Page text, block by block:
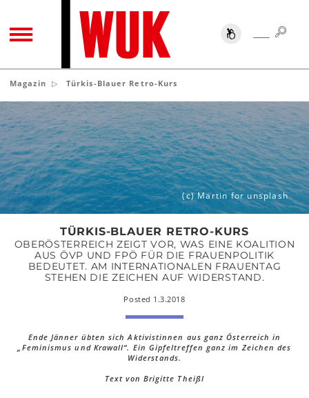
TOGGLE NAVIGATION SUCHE
Magazin Türkis-Blauer Retro-Kurs
Türkis-
Blauer
Retro-
Kurs
(c) Martin for unsplash
TÜRKIS-BLAUER RETRO-KURS
OBERÖSTERREICH ZEIGT VOR, WAS EINE KOALITION
AUS ÖVP UND FPÖ FÜR DIE FRAUENPOLITIK
BEDEUTET. AM INTERNATIONALEN FRAUENTAG
STEHEN DIE ZEICHEN AUF WIDERSTAND.
Posted 1.3.2018
Ende Jänner übten sich Aktivistinnen aus ganz Österreich in
„Feminismus und Krawall“. Ein Gipfeltreffen ganz im Zeichen des
Widerstands.
Text von Brigitte Theißl